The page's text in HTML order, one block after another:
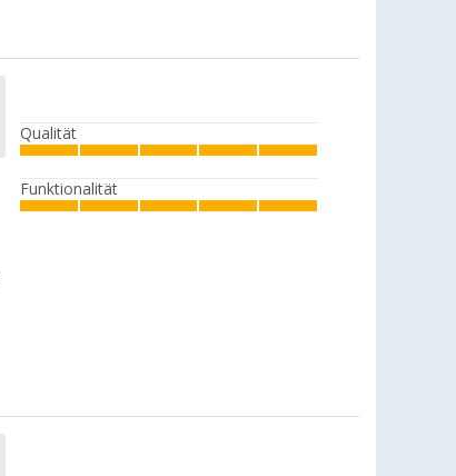
Qualität
Funktionalität